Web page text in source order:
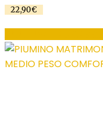
22,90€